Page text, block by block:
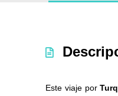
Este viaje por